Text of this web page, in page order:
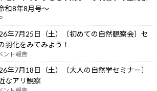
和8年8月号～
年7月25日（土）〔初めての自然観察会〕セ
羽化をみてみよう！
ント報告
年7月18日（土）〔大人の自然学セミナー〕
なアリ観察